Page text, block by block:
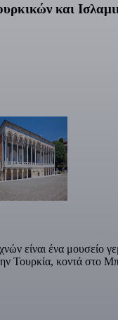
και
είναι ένα μουσείο
Τουρκία, κοντά στο